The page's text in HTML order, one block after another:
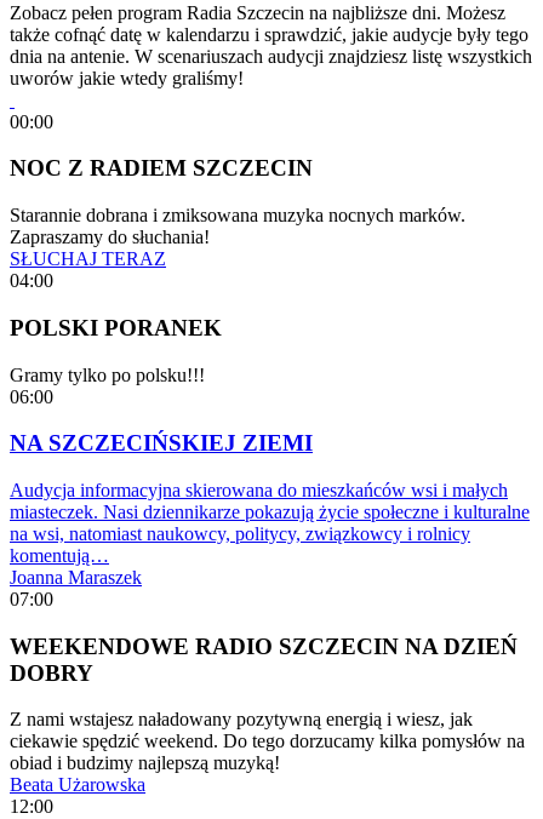
Zobacz pełen program Radia Szczecin na najbliższe dni. Możesz
także cofnąć datę w kalendarzu i sprawdzić, jakie audycje były tego
dnia na antenie. W scenariuszach audycji znajdziesz listę wszystkich
uworów jakie wtedy graliśmy!
00:00
NOC Z RADIEM SZCZECIN
Starannie dobrana i zmiksowana muzyka nocnych marków.
Zapraszamy do słuchania!
SŁUCHAJ TERAZ
04:00
POLSKI PORANEK
Gramy tylko po polsku!!!
06:00
NA SZCZECIŃSKIEJ ZIEMI
Audycja informacyjna skierowana do mieszkańców wsi i małych
miasteczek. Nasi dziennikarze pokazują życie społeczne i kulturalne
na wsi, natomiast naukowcy, politycy, związkowcy i rolnicy
komentują…
Joanna Maraszek
07:00
WEEKENDOWE RADIO SZCZECIN NA DZIEŃ
DOBRY
Z nami wstajesz naładowany pozytywną energią i wiesz, jak
ciekawie spędzić weekend. Do tego dorzucamy kilka pomysłów na
obiad i budzimy najlepszą muzyką!
Beata Użarowska
12:00